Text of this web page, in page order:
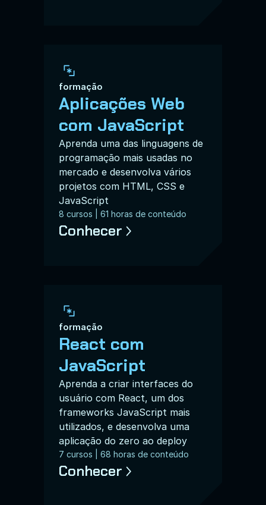
formação
Aplicações Web
com JavaScript
Aprenda uma das linguagens de
programação mais usadas no
mercado e desenvolva vários
projetos com HTML, CSS e
JavaScript
8 cursos | 61 horas de conteúdo
Conhecer
formação
React com
JavaScript
Aprenda a criar interfaces do
usuário com React, um dos
frameworks JavaScript mais
utilizados, e desenvolva uma
aplicação do zero ao deploy
7 cursos | 68 horas de conteúdo
Conhecer